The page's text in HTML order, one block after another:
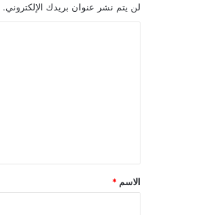
لن يتم نشر عنوان بريدك الإلكتروني.
*
الاسم *